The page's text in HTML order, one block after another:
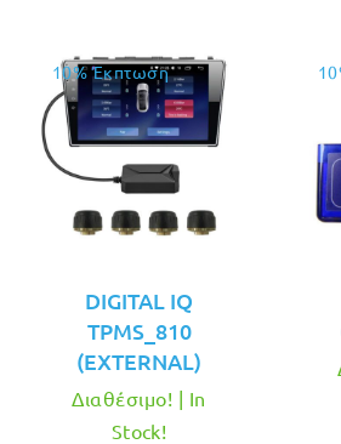
10% Έκπτωση
DIGITAL IQ
TPMS_810
(EXTERNAL)
Διαθέσιμο! | In
Stock!